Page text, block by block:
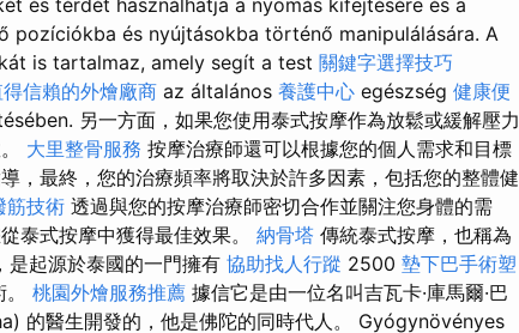
pozíciókba és nyújtásokba történő manipulálására. A
is tartalmaz, amely segít a test 關鍵字選擇技巧
信賴的外燴廠商 az általános 養護中心 egészség 健康便
另一方面，如果您使用泰式按摩作為放鬆或緩解壓力
大里整骨服務 按摩治療師還可以根據您的個人需求和目標
，最終，您的治療頻率將取決於許多因素，包括您的整體健
筋技術 透過與您的按摩治療師密切合作並關注您身體的需
泰式按摩中獲得最佳效果。 納骨塔 傳統泰式按摩，也稱為
是起源於泰國的一門擁有 協助找人行蹤 2500 墊下巴手術塑
桃園外燴服務推薦 據信它是由一位名叫吉瓦卡·庫馬爾·巴
的醫生開發的，他是佛陀的同時代人。 Gyógynövényes